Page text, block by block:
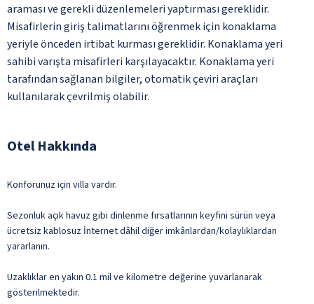
araması ve gerekli düzenlemeleri yaptırması gereklidir.
Misafirlerin giriş talimatlarını öğrenmek için konaklama
yeriyle önceden irtibat kurması gereklidir. Konaklama yeri
sahibi varışta misafirleri karşılayacaktır. Konaklama yeri
tarafından sağlanan bilgiler, otomatik çeviri araçları
kullanılarak çevrilmiş olabilir.
Otel Hakkında
Konforunuz için villa vardır.
Sezonluk açık havuz gibi dinlenme fırsatlarının keyfini sürün veya
ücretsiz kablosuz İnternet dâhil diğer imkânlardan/kolaylıklardan
yararlanın.
Uzaklıklar en yakın 0.1 mil ve kilometre değerine yuvarlanarak
gösterilmektedir.